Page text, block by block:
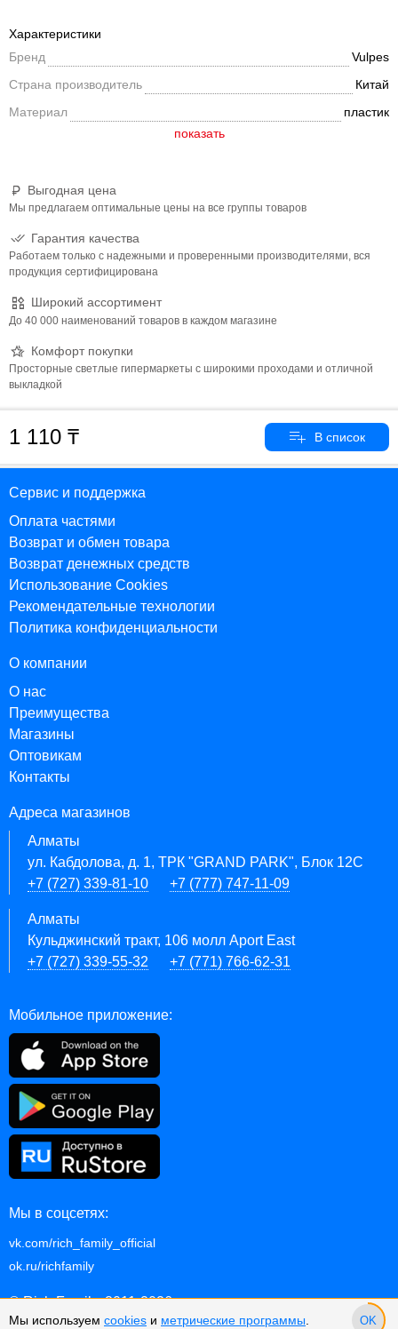
Выгодная цена
Мы предлагаем оптимальные цены на все группы товаров
Гарантия качества
Работаем только с надежными и проверенными производителями, вся
продукция сертифицирована
Широкий ассортимент
До 40 000 наименований товаров в каждом магазине
Комфорт покупки
Просторные светлые гипермаркеты с широкими проходами и отличной
выкладкой
Характеристики
Бренд
Vulpes
Страна производитель
Китай
Материал
пластик
1 110
Сервис и поддержка
Оплата частями
Возврат и обмен товара
Возврат денежных средств
Использование Cookies
Рекомендательные технологии
Политика конфиденциальности
О компании
О нас
Преимущества
Магазины
Оптовикам
Контакты
Адреса магазинов
Алматы
ул. Кабдолова, д. 1, ТРК "GRAND PARK", Блок 12C
+7 (727) 339-81-10
+7 (777) 747-11-09
Алматы
Кульджинский тракт, 106 молл Aport East
+7 (727) 339-55-32
+7 (771) 766-62-31
Мобильное приложение:
Мы в соцсетях:
vk.com/rich_family_official
ok.ru/richfamily
© Rich Family, 2011-2026
p.2.10.1127
Мы используем cookies и метрические программы OK